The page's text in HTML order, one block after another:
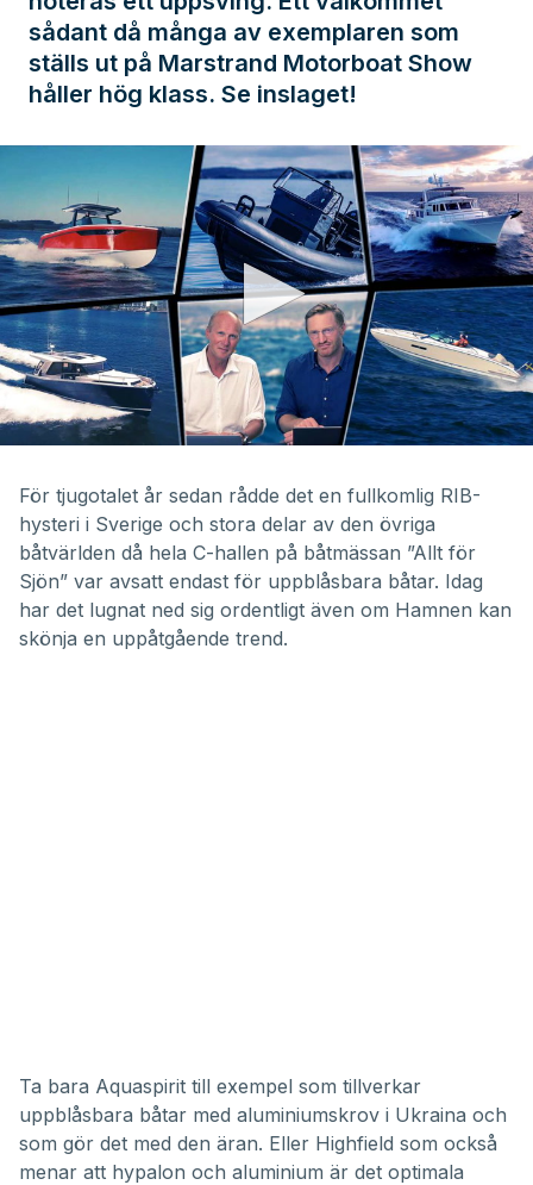
sådant då många av exemplaren som
ställs ut på Marstrand Motorboat Show
håller hög klass. Se inslaget!
minutes,
För tjugotalet år sedan rådde det en fullkomlig RIB-
hysteri i Sverige och stora delar av den övriga
båtvärlden då hela C-hallen på båtmässan ”Allt för
Sjön” var avsatt endast för uppblåsbara båtar. Idag
har det lugnat ned sig ordentligt även om Hamnen kan
skönja en uppåtgående trend.
Ta bara Aquaspirit till exempel som tillverkar
uppblåsbara båtar med aluminiumskrov i Ukraina och
som gör det med den äran. Eller Highfield som också
menar att hypalon och aluminium är det optimala